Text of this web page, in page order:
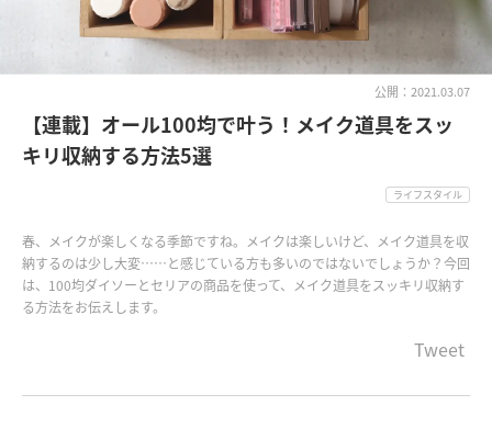
公開：2021.03.07
【連載】オール100均で叶う！メイク道具をスッ
キリ収納する方法5選
ライフスタイル
春、メイクが楽しくなる季節ですね。メイクは楽しいけど、メイク道具を収
納するのは少し大変……と感じている方も多いのではないでしょうか？今回
は、100均ダイソーとセリアの商品を使って、メイク道具をスッキリ収納す
る方法をお伝えします。
Tweet